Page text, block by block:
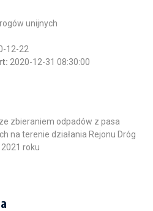
unijnych
12-22
2020-12-31 08:30:00
zbieraniem odpadów z pasa
na terenie działania Rejonu Dróg
roku